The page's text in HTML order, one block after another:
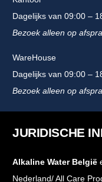
Dagelijks van 09:00 –
Bezoek alleen op
WareHouse
Dagelijks van 09:00 –
Bezoek alleen op
JURIDISCHE
Alkaline Water België
Nederland/ All Care